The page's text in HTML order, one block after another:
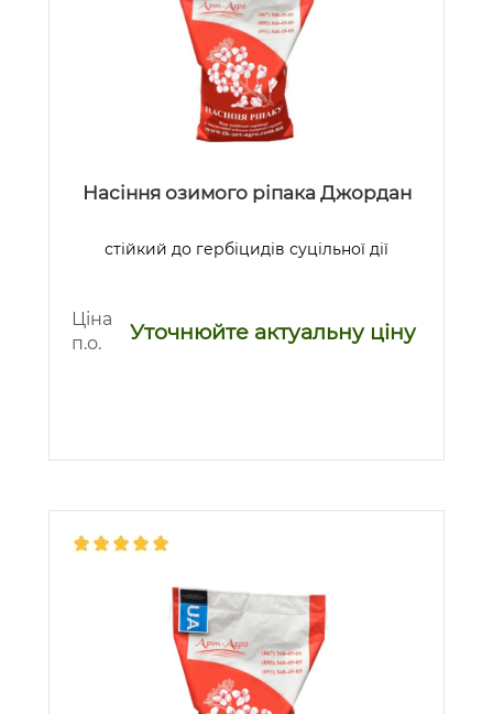
Насіння озимого ріпака Джордан
стійкий до гербіцидів суцільної дії
Ціна
п.о.
Уточнюйте актуальну ціну